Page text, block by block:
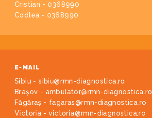
Cristian - 0368990
Codlea - 0368990
E-MAIL
Sibiu - sibiu@rmn-diagnostica.ro
Brașov - ambulator@rmn-diagnostica.ro
Făgăraș - fagaras@rmn-diagnostica.ro
Victoria - victoria@rmn-diagnostica.ro